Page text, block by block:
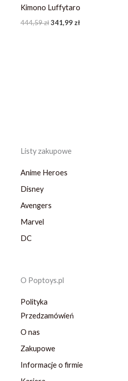
Kimono Luffytaro
444,59zł341,99 zł
Listy zakupowe
Anime Heroes
Disney
Avengers
Marvel
DC
O Poptoys.pl
Polityka
Przedzamówień
O nas
Zakupowe
Informacje o firmie